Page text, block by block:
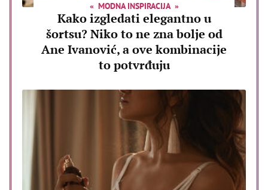
MODNA INSPIRACIJA
Kako izgledati elegantno u
šortsu? Niko to ne zna bolje od
Ane Ivanović, a ove kombinacije
to potvrđuju